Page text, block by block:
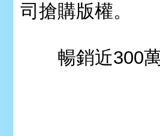
司搶購版權。
暢銷近300萬